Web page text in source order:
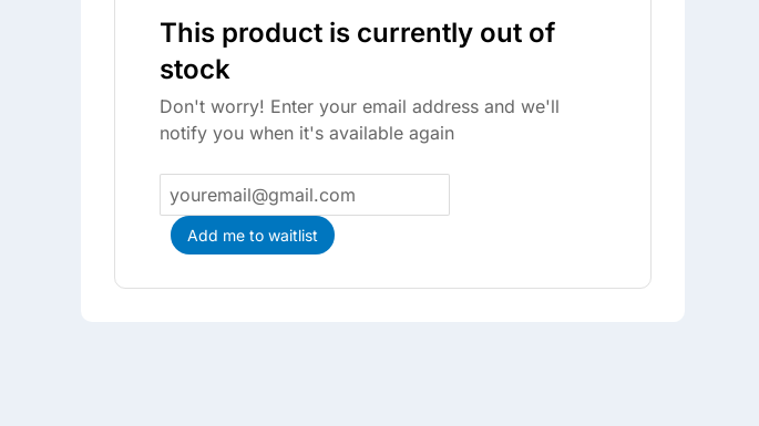
This product is currently out of
stock
Don't worry! Enter your email address and we'll
notify you when it's available again
Add me to waitlist